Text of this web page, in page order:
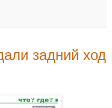
задний ход